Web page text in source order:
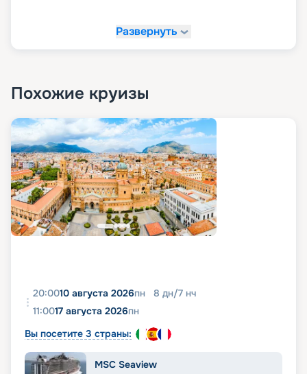
Развернуть
Похожие круизы
20:0010 августа 2026пн 8 дн/7 нч
11:0017 августа 2026пн
Вы посетите 3 страны:
MSC Seaview